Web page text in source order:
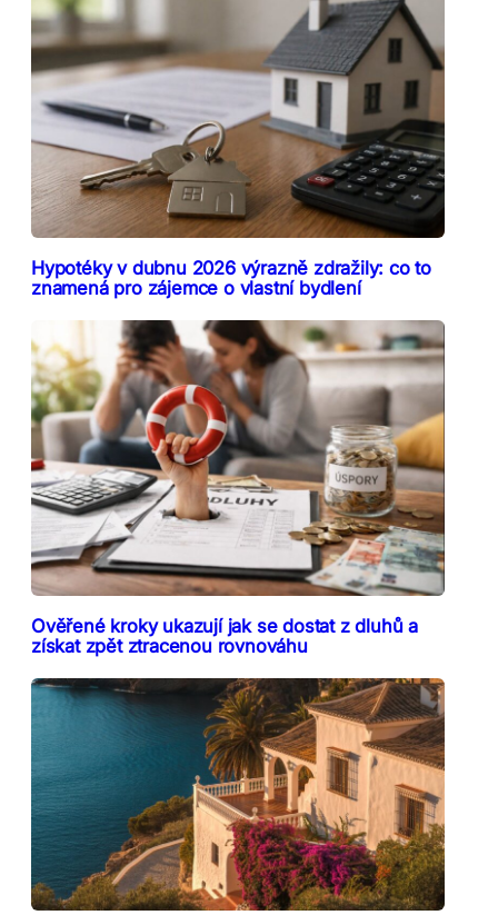
Hypotéky v dubnu 2026 výrazně zdražily: co to
znamená pro zájemce o vlastní bydlení
Ověřené kroky ukazují jak se dostat z dluhů a
získat zpět ztracenou rovnováhu